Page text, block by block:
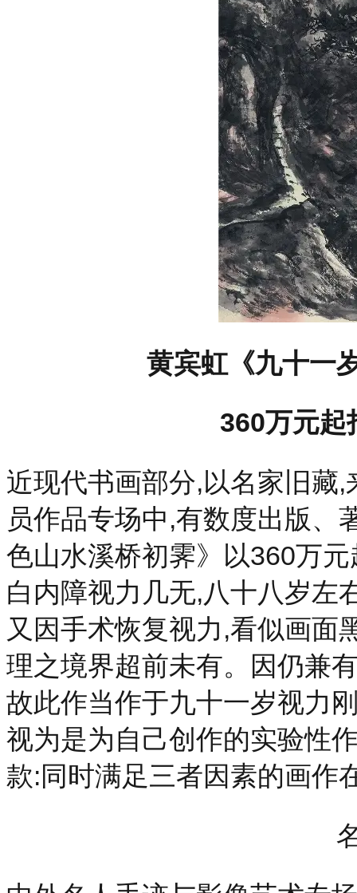
黄宾虹《九十一
360万元起
近现代书画部分,以名家旧藏
员作品专场中,有数度出版、
色山水溪桥初霁》以360万
白内障视力几无,八十八岁左
又因手术恢复视力,看似画面
理之境界超前未有。因仍兼
故此作当作于九十一岁视力
视为是为自己创作的实验性
款:同时满足三者因素的画作